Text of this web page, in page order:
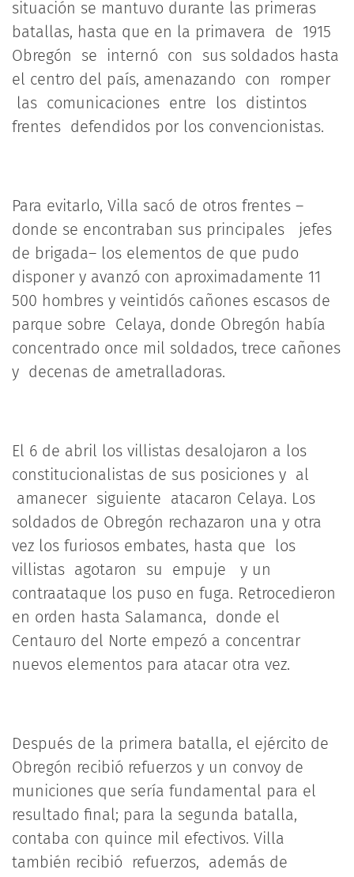
situación se mantuvo durante las primeras
batallas, hasta que en la primavera de 1915
Obregón se internó con sus soldados hasta
el centro del país, amenazando con romper
las comunicaciones entre los distintos
frentes defendidos por los convencionistas.
Para evitarlo, Villa sacó de otros frentes –
donde se encontraban sus principales jefes
de brigada– los elementos de que pudo
disponer y avanzó con aproximadamente 11
500 hombres y veintidós cañones escasos de
parque sobre Celaya, donde Obregón había
concentrado once mil soldados, trece cañones
y decenas de ametralladoras.
El 6 de abril los villistas desalojaron a los
constitucionalistas de sus posiciones y al
amanecer siguiente atacaron Celaya. Los
soldados de Obregón rechazaron una y otra
vez los furiosos embates, hasta que los
villistas agotaron su empuje y un
contraataque los puso en fuga. Retrocedieron
en orden hasta Salamanca, donde el
Centauro del Norte empezó a concentrar
nuevos elementos para atacar otra vez.
Después de la primera batalla, el ejército de
Obregón recibió refuerzos y un convoy de
municiones que sería fundamental para el
resultado final; para la segunda batalla,
contaba con quince mil efectivos. Villa
también recibió refuerzos, además de